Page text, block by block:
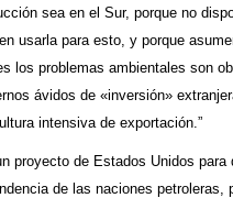
sea en el Sur, porque no
usarla para esto, y porque
los problemas ambientales son
ávidos de «inversión»
intensiva de exportación.”
proyecto de Estados Unidos para
de las naciones petroleras,